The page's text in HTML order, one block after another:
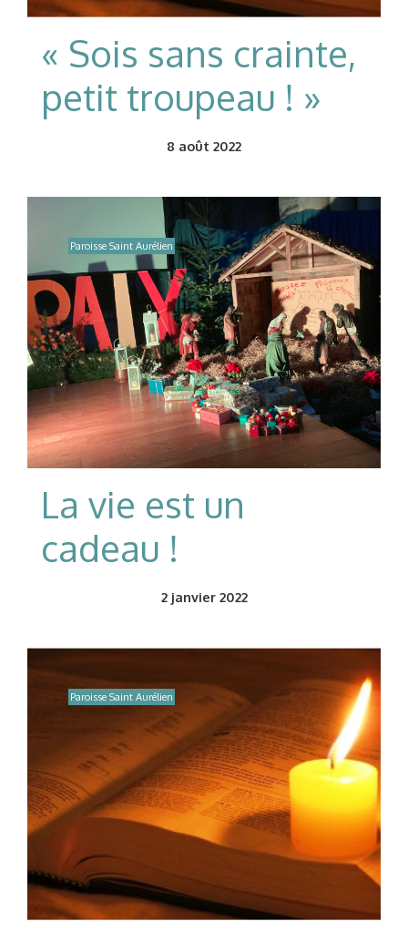
« Sois sans crainte,
petit troupeau ! »
8 août 2022
Paroisse Saint Aurélien
La vie est un
cadeau !
2janvier 2022
Paroisse Saint Aurélien